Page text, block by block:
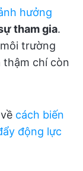
hưởng
tham gia.
trường
thậm chí còn
cách biến
động lực